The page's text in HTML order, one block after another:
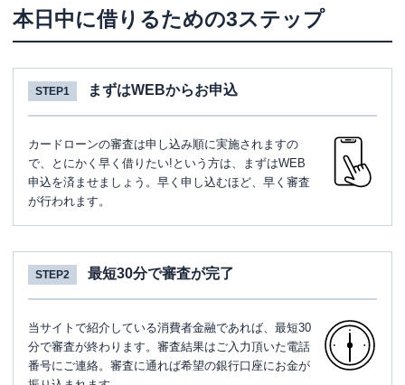
本日中に借りるための3ステップ
STEP1 まずはWEBからお申込
カードローンの審査は申し込み順に実施されますの
で、とにかく早く借りたい!という方は、まずはWEB
申込を済ませましょう。早く申し込むほど、早く審査
が行われます。
STEP2 最短30分で審査が完了
当サイトで紹介している消費者金融であれば、最短30
分で審査が終わります。審査結果はご入力頂いた電話
番号にご連絡。審査に通れば希望の銀行口座にお金が